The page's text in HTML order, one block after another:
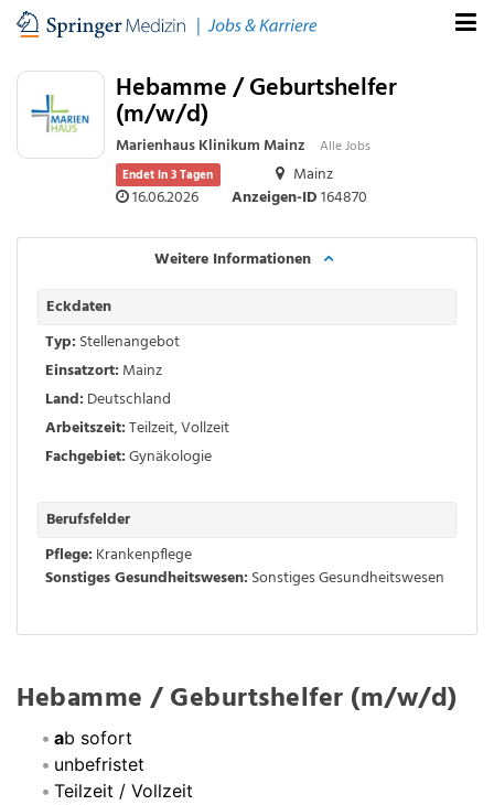
Hebamme / Geburtshelfer
(m/w/d)
Marienhaus Klinikum Mainz Alle Jobs
Endet in 3 Tagen
Mainz
16.06.2026
Anzeigen-ID164870
Weitere Informationen
Eckdaten
Typ: Stellenangebot
Einsatzort: Mainz
Land: Deutschland
Arbeitszeit:Teilzeit,Vollzeit
Fachgebiet:Gynäkologie
Berufsfelder
Pflege: Krankenpflege
Sonstiges Gesundheitswesen: Sonstiges Gesundheitswesen
Hebamme / Geburtshelfer (m/w/d)
ab sofort
unbefristet
Teilzeit / Vollzeit